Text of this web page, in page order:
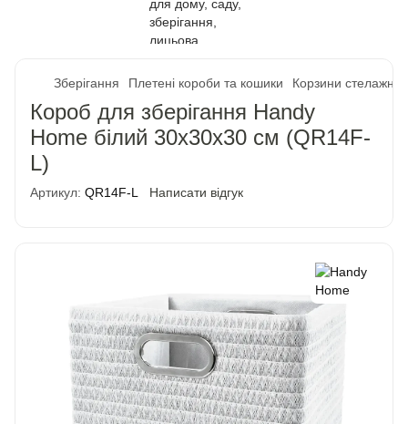
Зберігання Плетені короби та кошики Корзини стелажні
Короб для зберігання Handy
Home білий 30x30x30 см (QR14F-
L)
Артикул: QR14F-L Написати відгук